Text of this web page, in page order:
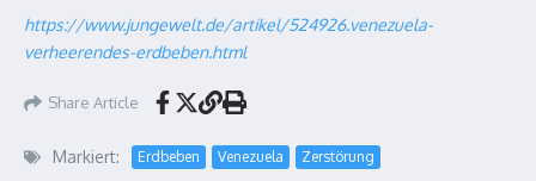
https://www.jungewelt.de/artikel/524926.venezuela-
verheerendes-erdbeben.html
Share Article
Markiert: Erdbeben Venezuela Zerstörung